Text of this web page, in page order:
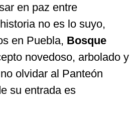
en paz entre
no es lo suyo,
en Puebla, Bosque
novedoso, arbolado y
olvidar al Panteón
su entrada es